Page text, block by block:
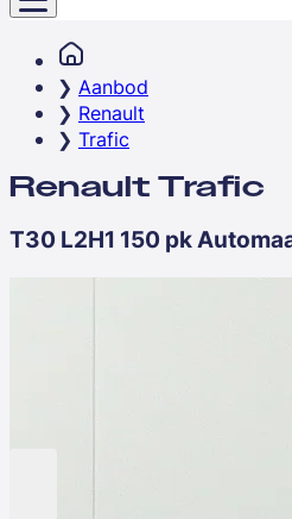
Aanbod
Renault
Trafic
Renault Trafic
T30 L2H1 150 pk